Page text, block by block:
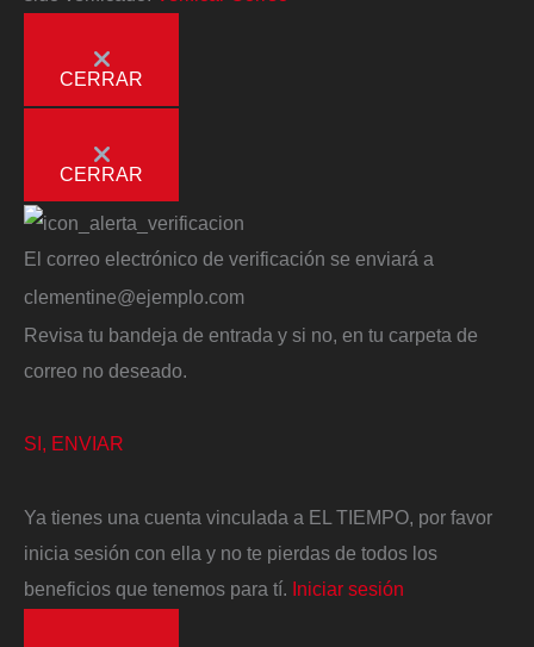
CERRAR
CERRAR
El correo electrónico de verificación se enviará a
clementine@ejemplo.com
Revisa tu bandeja de entrada y si no, en tu carpeta de
correo no deseado.
SI, ENVIAR
Ya tienes una cuenta vinculada a EL TIEMPO, por favor
inicia sesión con ella y no te pierdas de todos los
beneficios que tenemos para tí. Iniciar sesión